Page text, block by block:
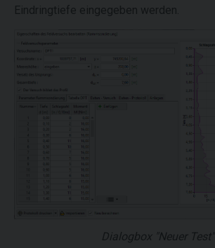
Eindringtiefe eingegeben werden.
Dialogbox "Neuer Test"